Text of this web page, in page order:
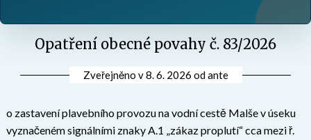
Opatření obecné povahy č. 83/2026
Zveřejněno v8. 6. 2026 odante
o zastavení plavebního provozu na vodní cestě Malše v úseku
vyznačeném signálními znaky A.1 „zákaz proplutí“ cca mezi ř.